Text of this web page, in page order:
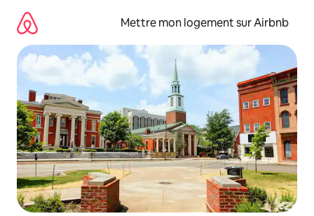
directement
contenu
Mettre mon logement sur Airbnb